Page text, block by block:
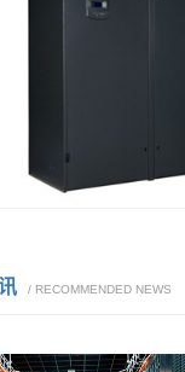
/ RECOMMENDED NEWS